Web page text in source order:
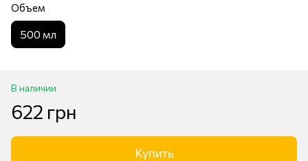
Объем
500 мл
В наличии
622 грн
Купить